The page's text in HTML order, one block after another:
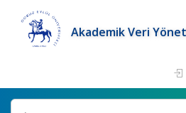
Akademik Veri
Ara